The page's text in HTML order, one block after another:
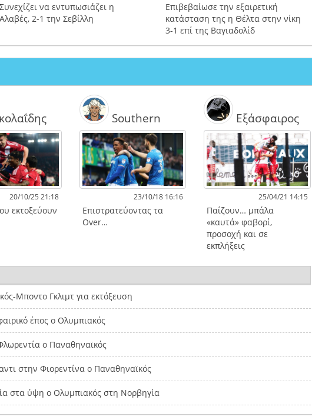
Συνεχίζει να εντυπωσιάζει η
Αλαβές, 2-1 την Σεβίλλη
Επιβεβαίωσε την εξαιρετική
κατάσταση της η Θέλτα στην νίκη
3-1 επί της Βαγιαδολίδ
20/10/25 21:18
εκτοξεύουν
Southern
23/10/18 16:16
Επιστρατεύοντας τα
Over…
Εξάσφαιρος
25/04/21 14:15
Παίζουν… μπάλα
«καυτά» φαβορί,
προσοχή και σε
εκπλήξεις
Μποντο Γκλιμτ για εκτόξευση
έπος ο Ολυμπιακός
ο Παναθηναϊκός
στην Φιορεντίνα ο Παναθηναϊκός
στα ύψη ο Ολυμπιακός στη Νορβηγία